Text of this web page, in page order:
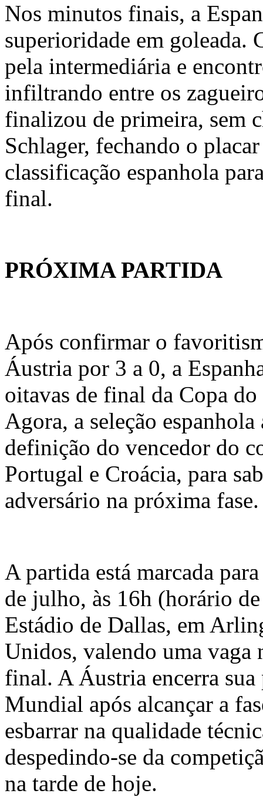
Nos minutos finais, a
superioridade em goleada.
pela intermediária e
infiltrando entre os
finalizou de primeira, sem
Schlager, fechando o
classificação espanhola
final.
PRÓXIMA PARTIDA
Após confirmar o
Áustria por 3 a 0, a
oitavas de final da Copa
Agora, a seleção espanhola
definição do vencedor do
Portugal e Croácia, para
adversário na próxima fase.
A partida está marcada
de julho, às 16h (horário
Estádio de Dallas, em
Unidos, valendo uma vaga
final. A Áustria encerra
Mundial após alcançar a
esbarrar na qualidade
despedindo-se da
na tarde de hoje.